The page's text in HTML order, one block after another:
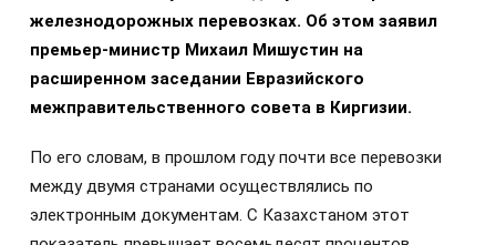
железнодорожных перевозках. Об этом заявил
премьер-министр Михаил Мишустин на
расширенном заседании Евразийского
межправительственного совета в Киргизии.
По его словам, в прошлом году почти все перевозки
между двумя странами осуществлялись по
электронным документам. С Казахстаном этот